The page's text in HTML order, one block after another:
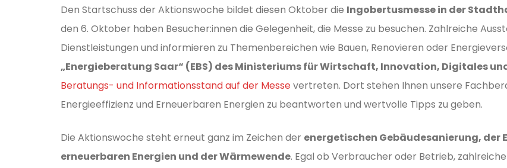
Den Startschuss der Aktionswoche bildet diesen Oktober die Ingobertusmesse in der
den 6. Oktober haben Besucher:innen die Gelegenheit, die Messe zu besuchen. Zahlreiche
Dienstleistungen und informieren zu Themenbereichen wie Bauen, Renovieren oder
„Energieberatung Saar“ (EBS) des Ministeriums für Wirtschaft, Innovation, Digitales
Beratungs- und Informationsstand auf der Messevertreten. Dort stehen Ihnen unsere
Energieeffizienz und Erneuerbaren Energien zu beantworten und wertvolle Tipps zu geben.
Die Aktionswoche steht erneut ganz im Zeichen der energetischen Gebäudesanierung, der
erneuerbaren Energien und der Wärmewende. Egal ob Verbraucher oder Betrieb,